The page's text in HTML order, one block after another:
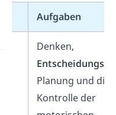
Aufgaben
Denken,
Planung und die
Kontrolle der